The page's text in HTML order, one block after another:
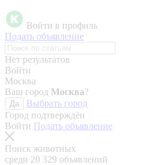
Войти в профиль
Подать объявление
Нет результатов
Войти
Москва
Ваш город Москва?
Да
Выбрать город
Город подтверждён
Войти Подать объявление
Поиск животных
среди 20 329 объявлений